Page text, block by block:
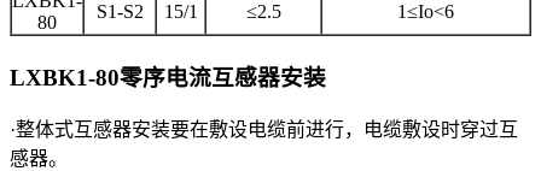
80
S1-S2 15/1 ≤2.5 1≤Io<6
LXBK1-80零序电流互感器安装
·整体式互感器安装要在敷设电缆前进行，电缆敷设时穿过互
感器。